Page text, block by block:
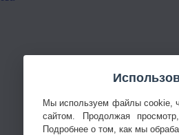
Мы используем файлы cookie,
сайтом. Продолжая
Подробнее о том, как мы